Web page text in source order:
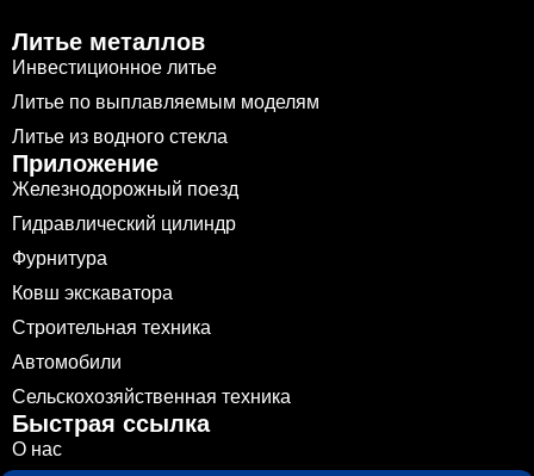
Литье металлов
Инвестиционное литье
Литье по выплавляемым моделям
Литье из водного стекла
Приложение
Железнодорожный поезд
Гидравлический цилиндр
Фурнитура
Ковш экскаватора
Строительная техника
Автомобили
Сельскохозяйственная техника
Быстрая ссылка
О нас